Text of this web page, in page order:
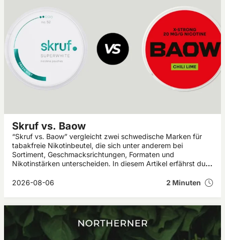
Skruf vs. Baow
“Skruf vs. Baow” vergleicht zwei schwedische Marken für
tabakfreie Nikotinbeutel, die sich unter anderem bei
Sortiment, Geschmacksrichtungen, Formaten und
Nikotinstärken unterscheiden. In diesem Artikel erfährst du,
aufweisen.
2026-08-06 2 Minuten